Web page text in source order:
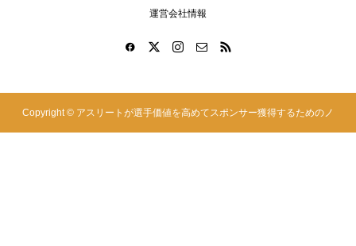
運営会社情報
Copyright © アスリートが選手価値を高めてスポンサー獲得するためのノ